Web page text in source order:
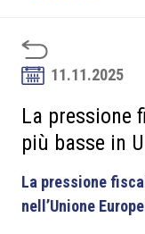
Sviluppo
Soci
Partner
Progetti
11.11.2025
La pressione
più basse in
La pressione
nell’Unione